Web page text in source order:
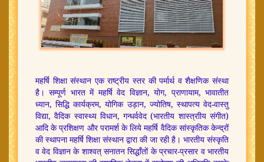
महर्षि शिक्षा संस्थान एक राष्ट्रीय स्तर की पर्मार्थ व शैक्षणिक संस्था
है। सम्पूर्ण भारत में महर्षि वेद विज्ञान, योग, प्राणायाम, भावातीत
ध्यान, सिद्धि कार्यक्रम, योगिक उड़ान, ज्योतिष, स्थापत्य वेद-वास्तु
विद्या, वैदिक स्वास्थ्य विधान, गन्धर्ववेद (भारतीय शास्त्राीय संगीत)
आदि के प्रशिक्षण और परामर्श के लिये महर्षि वैदिक सांस्कृतिक केन्द्रों
की स्थापना महर्षि शिक्षा संस्थान द्वारा की जा रही है। भारतीय संस्कृति
व वेद विज्ञान के शाश्वत् सनातन सिद्धाँतों के प्रचार-प्रसार व भारतीय